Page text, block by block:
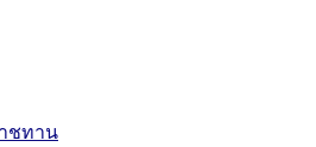
ชทาน